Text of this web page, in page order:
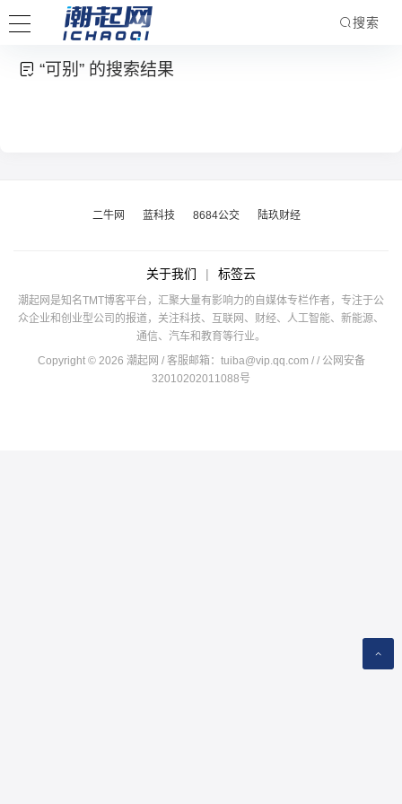
搜索
“可别” 的搜索结果
二牛网 蓝科技 8684公交 陆玖财经
关于我们 | 标签云
潮起网是知名TMT博客平台，汇聚大量有影响力的自媒体专栏作者，专注于公
众企业和创业型公司的报道，关注科技、互联网、财经、人工智能、新能源、
通信、汽车和教育等行业。
Copyright © 2026 潮起网 / 客服邮箱： tuiba@vip.qq.com / / 公网安备
32010202011088号